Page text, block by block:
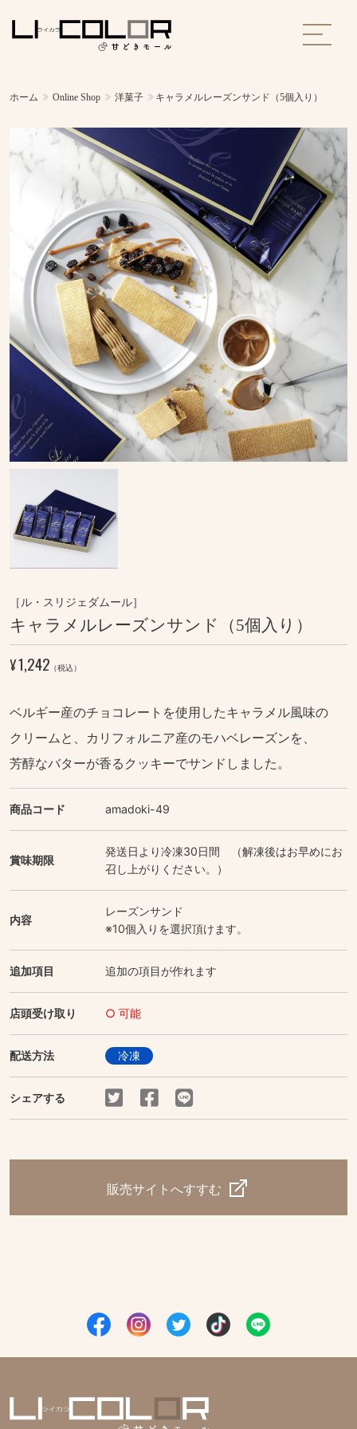
ホーム Online Shop 洋菓子 キャラメルレーズンサンド（5個入り）
［ル・スリジェダムール］
キャラメルレーズンサンド（5個入り）
¥1,242 （税込）
ベルギー産のチョコレートを使用したキャラメル風味の
クリームと、カリフォルニア産のモハベレーズンを、
芳醇なバターが香るクッキーでサンドしました。
商品コード amadoki-49
賞味期限
発送日より冷凍30日間 （解凍後はお早めにお
召し上がりください。）
内容
レーズンサンド
※10個入りを選択頂けます。
追加項目 追加の項目が作れます
店頭受け取り ○ 可能
配送方法 冷凍
シェアする
販売サイトへすすむ